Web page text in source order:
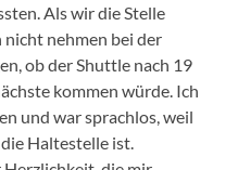
Als wir die Stelle
nicht nehmen bei der
ob der Shuttle nach 19
kommen würde. Ich
und war sprachlos, weil
Haltestelle ist.